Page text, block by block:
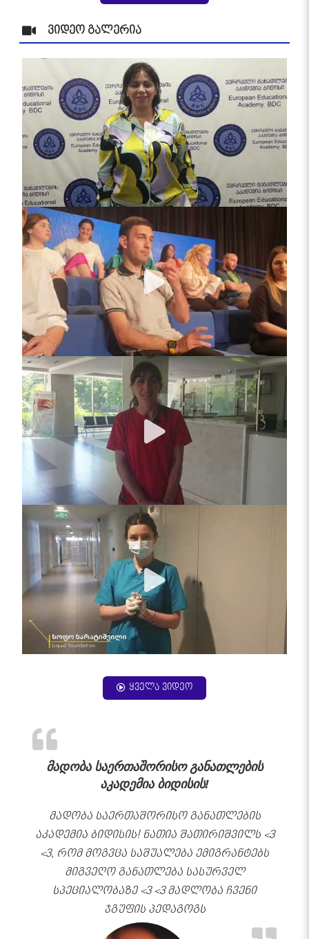
ვიდეო გალერია
ყველა ვიდეო
მადობა საერთაშორისო განათლების
აკადემია ბიდისის!
მადობა საერთაშორისო განათლების
აკადემია ბიდისის! ნათია შათირიშვილს <3
<3, რომ მოგვცა საშუალება ემიგრანტებს
მიგვეღო განათლება სასურველ
სპეციალობაზე <3 <3 მადლობა ჩვენი
ჯგუფის პედაგოგს